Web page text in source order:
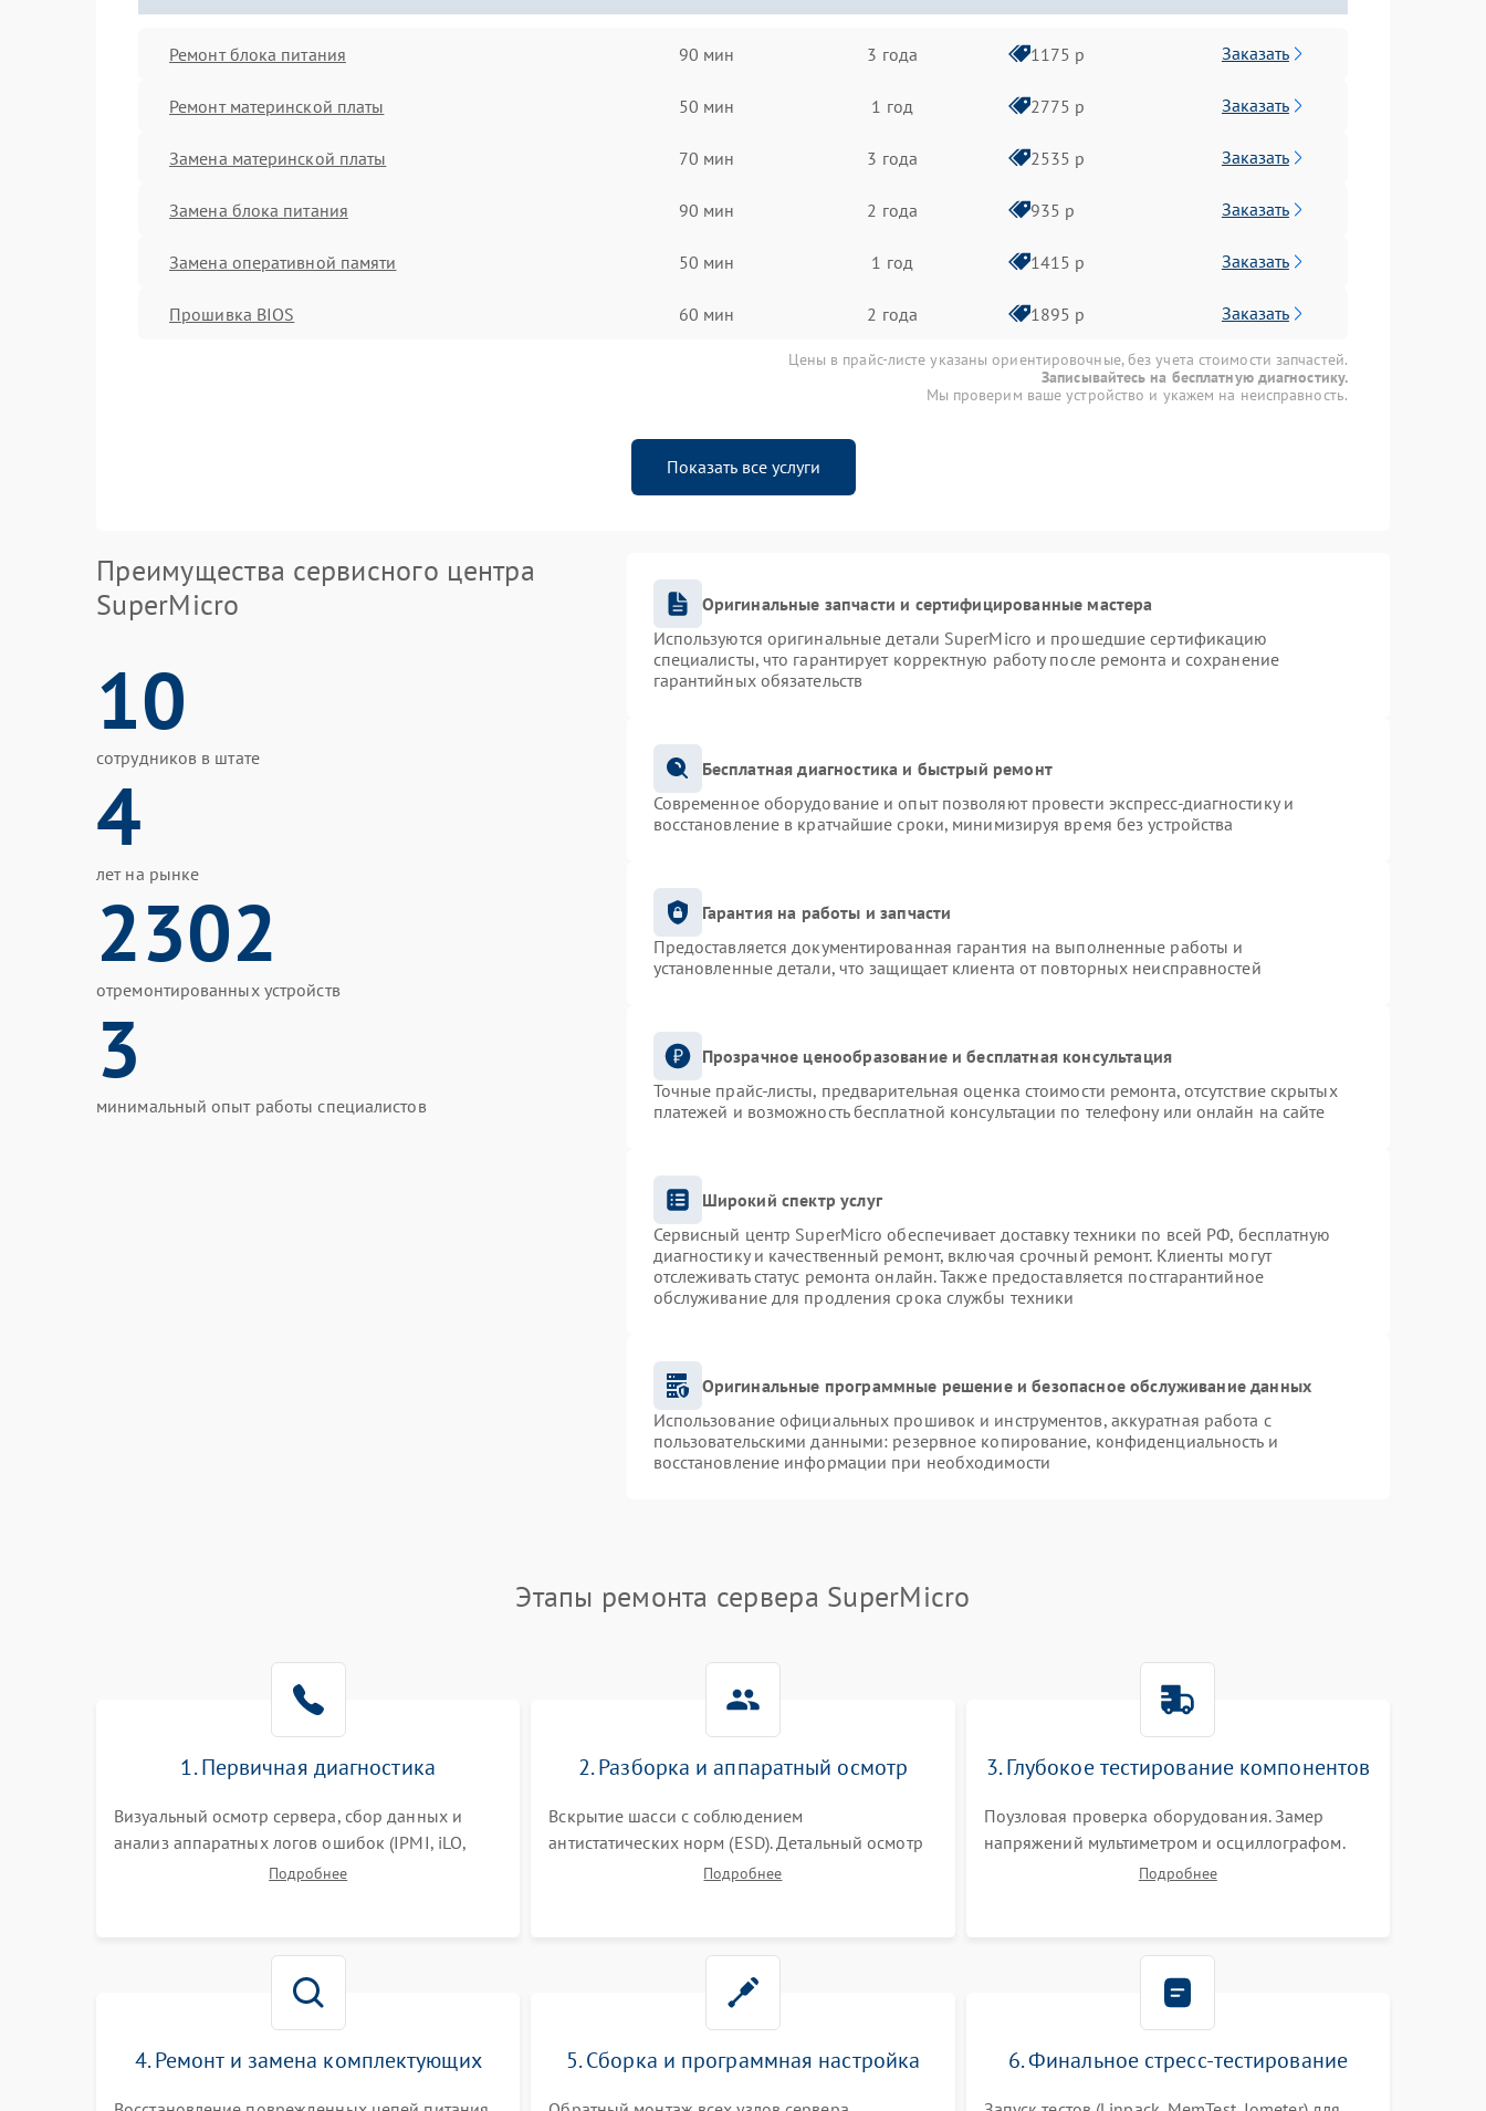
Ремонт блока питания 90 мин 3 года 1175 р Заказать
Ремонт материнской платы 50 мин 1 год 2775 р Заказать
Замена материнской платы 70 мин 3 года 2535 р Заказать
Замена блока питания 90 мин 2 года 935 р Заказать
Замена оперативной памяти 50 мин 1 год 1415 р Заказать
Прошивка BIOS 60 мин 2 года 1895 р Заказать
Цены в прайс-листе указаны ориентировочные, без учета стоимости запчастей.
Записывайтесь на бесплатную диагностику.
Мы проверим ваше устройство и укажем на неисправность.
Показать все услуги
Преимущества сервисного центра
SuperMicro
10
сотрудников в штате
4
лет на рынке
2302
отремонтированных устройств
3
минимальный опыт работы специалистов
Оригинальные запчасти и сертифицированные мастера
Используются оригинальные детали SuperMicro и прошедшие сертификацию
специалисты, что гарантирует корректную работу после ремонта и сохранение
гарантийных обязательств
Бесплатная диагностика и быстрый ремонт
Современное оборудование и опыт позволяют провести экспресс-диагностику и
восстановление в кратчайшие сроки, минимизируя время без устройства
Гарантия на работы и запчасти
Предоставляется документированная гарантия на выполненные работы и
установленные детали, что защищает клиента от повторных неисправностей
Прозрачное ценообразование и бесплатная консультация
Точные прайс-листы, предварительная оценка стоимости ремонта, отсутствие скрытых
платежей и возможность бесплатной консультации по телефону или онлайн на сайте
Широкий спектр услуг
Сервисный центр SuperMicro обеспечивает доставку техники по всей РФ, бесплатную
диагностику и качественный ремонт, включая срочный ремонт. Клиенты могут
отслеживать статус ремонта онлайн. Также предоставляется постгарантийное
обслуживание для продления срока службы техники
Оригинальные программные решение и безопасное обслуживание данных
Использование официальных прошивок и инструментов, аккуратная работа с
пользовательскими данными: резервное копирование, конфиденциальность и
восстановление информации при необходимости
Этапы ремонта сервера SuperMicro
1. Первичная диагностика
Визуальный осмотр сервера, сбор данных и
анализ аппаратных логов ошибок (IPMI, iLO,
iDRAC). Проверка цепей питания и базовой
Подробнее
2. Разборка и аппаратный осмотр
Вскрытие шасси с соблюдением
антистатических норм (ESD). Детальный осмотр
материнской платы, процессоров, RAID-
Подробнее
3. Глубокое тестирование компонентов
Поузловая проверка оборудования. Замер
напряжений мультиметром и осциллографом.
Проверка модулей памяти (ECC) и состояния
Подробнее
4. Ремонт и замена комплектующих 5. Сборка и программная настройка 6. Финальное стресс-тестирование